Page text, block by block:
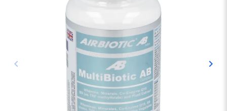
Anterior
keyboard_arrow_left keyboard_arrow_right